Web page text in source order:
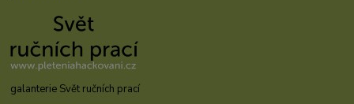
galanterie Svět ručních prací